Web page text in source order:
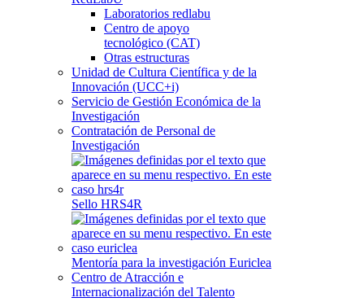
Laboratorios redlabu
Centro de apoyo
tecnológico (CAT)
Otras estructuras
Unidad de Cultura Científica y de la
Innovación (UCC+i)
Servicio de Gestión Económica de la
Investigación
Contratación de Personal de
Investigación
Sello HRS4R
Mentoría para la investigación Euriclea
Centro de Atracción e
Internacionalización del Talento